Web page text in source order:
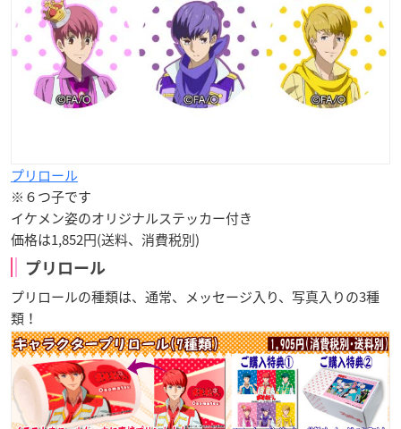
プリロール
※６つ子です
イケメン姿のオリジナルステッカー付き
価格は1,852円(送料、消費税別)
プリロール
プリロールの種類は、通常、メッセージ入り、写真入りの3種
類！